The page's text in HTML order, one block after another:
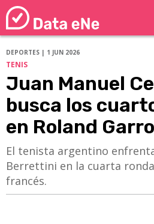
DEPORTES | 1 JUN 2026
TENIS
Juan Manuel
busca los
en Roland
​​​​​​​El tenista argentino
Berrettini en la cuarta
francés.